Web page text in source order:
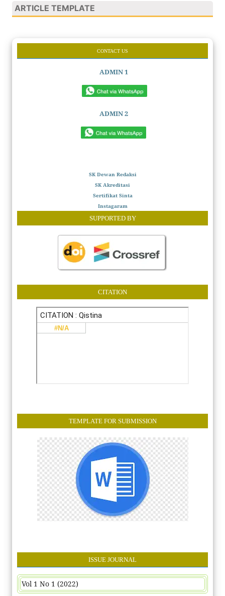
ARTICLE TEMPLATE
CONTACT US
ADMIN 1
ADMIN 2
SK Dewan Redaksi
SK Akreditasi
Sertifikat Sinta
Instagaram
SUPPORTED BY
CITATION
TEMPLATE FOR SUBMISSION
ISSUE JOURNAL
Vol 1 No 1 (2022)